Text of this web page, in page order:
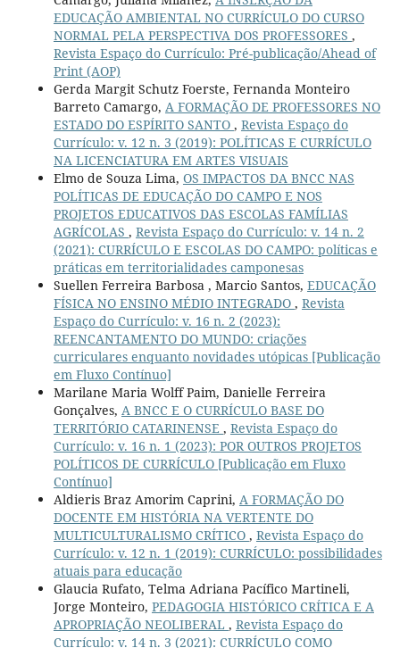
EDUCAÇÃO AMBIENTAL NO CURRÍCULO DO CURSO
NORMAL PELA PERSPECTIVA DOS PROFESSORES ,
Revista Espaço do Currículo: Pré-publicação/Ahead of
Print (AOP)
Gerda Margit Schutz Foerste, Fernanda Monteiro
Barreto Camargo, A FORMAÇÃO DE PROFESSORES NO
ESTADO DO ESPÍRITO SANTO , Revista Espaço do
Currículo: v. 12 n. 3 (2019): POLÍTICAS E CURRÍCULO
NA LICENCIATURA EM ARTES VISUAIS
Elmo de Souza Lima, OS IMPACTOS DA BNCC NAS
POLÍTICAS DE EDUCAÇÃO DO CAMPO E NOS
PROJETOS EDUCATIVOS DAS ESCOLAS FAMÍLIAS
AGRÍCOLAS , Revista Espaço do Currículo: v. 14 n. 2
(2021): CURRÍCULO E ESCOLAS DO CAMPO: políticas e
práticas em territorialidades camponesas
Suellen Ferreira Barbosa , Marcio Santos, EDUCAÇÃO
FÍSICA NO ENSINO MÉDIO INTEGRADO , Revista
Espaço do Currículo: v. 16 n. 2 (2023):
REENCANTAMENTO DO MUNDO: criações
curriculares enquanto novidades utópicas [Publicação
em Fluxo Contínuo]
Marilane Maria Wolff Paim, Danielle Ferreira
Gonçalves, A BNCC E O CURRÍCULO BASE DO
TERRITÓRIO CATARINENSE , Revista Espaço do
Currículo: v. 16 n. 1 (2023): POR OUTROS PROJETOS
POLÍTICOS DE CURRÍCULO [Publicação em Fluxo
Contínuo]
Aldieris Braz Amorim Caprini, A FORMAÇÃO DO
DOCENTE EM HISTÓRIA NA VERTENTE DO
MULTICULTURALISMO CRÍTICO , Revista Espaço do
Currículo: v. 12 n. 1 (2019): CURRÍCULO: possibilidades
atuais para educação
Glaucia Rufato, Telma Adriana Pacífico Martineli,
Jorge Monteiro, PEDAGOGIA HISTÓRICO CRÍTICA E A
APROPRIAÇÃO NEOLIBERAL , Revista Espaço do
Currículo: v. 14 n. 3 (2021): CURRÍCULO COMO